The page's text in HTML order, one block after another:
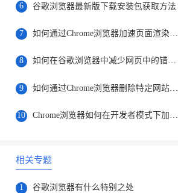
6 谷歌浏览器最新版下载安装包获取方法
7 如何通过Chrome浏览器加速页面渲染的执行效率
8 如何在谷歌浏览器中减少网页中的错误提示
9 如何通过Chrome浏览器删除特定网站的数据缓存
10 Chrome浏览器如何在开发者模式下加载本地网页文件
相关专题
1 谷歌浏览器有什么特别之处